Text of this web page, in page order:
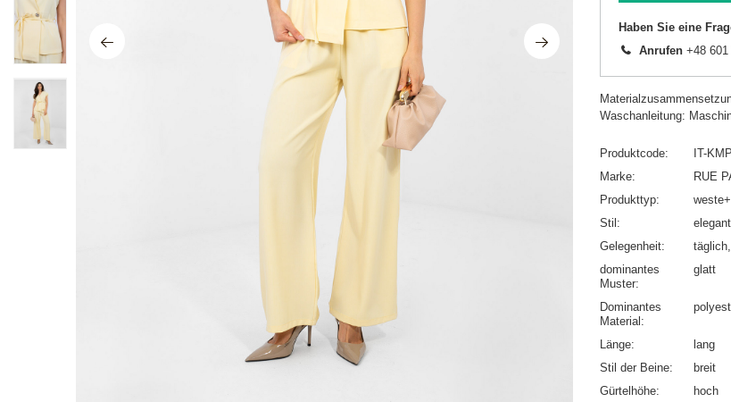
Haben Sie eine
Anrufen +48
Waschanleitung:
Produktcode
IT-
Marke
RUE
Produkttyp
Stil
elegant
Gelegenheit
täglich
dominantes
Muster
glatt
Dominantes
Material
Länge
lang
Stil der Beine
breit
Gürtelhöhe
hoch